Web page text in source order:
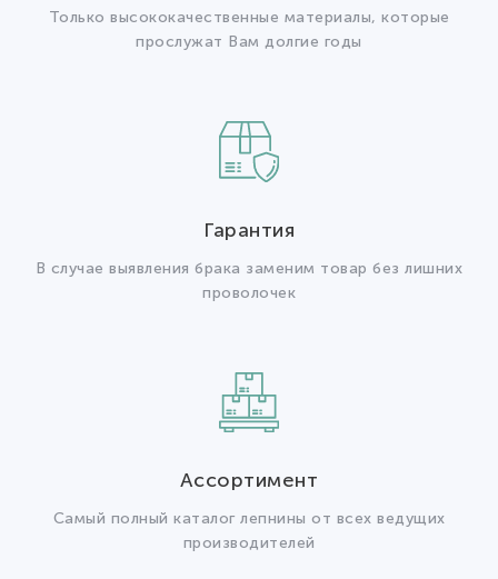
Только высококачественные материалы, которые
прослужат Вам долгие годы
Гарантия
В случае выявления брака заменим товар без лишних
проволочек
Ассортимент
Самый полный каталог лепнины от всех ведущих
производителей